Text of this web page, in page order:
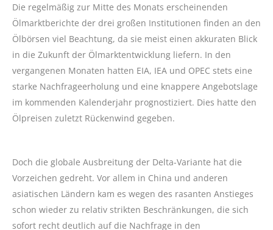
Die regelmäßig zur Mitte des Monats erscheinenden
Ölmarktberichte der drei großen Institutionen finden an den
Ölbörsen viel Beachtung, da sie meist einen akkuraten Blick
in die Zukunft der Ölmarktentwicklung liefern. In den
vergangenen Monaten hatten EIA, IEA und OPEC stets eine
starke Nachfrageerholung und eine knappere Angebotslage
im kommenden Kalenderjahr prognostiziert. Dies hatte den
Ölpreisen zuletzt Rückenwind gegeben.
Doch die globale Ausbreitung der Delta-Variante hat die
Vorzeichen gedreht. Vor allem in China und anderen
asiatischen Ländern kam es wegen des rasanten Anstieges
schon wieder zu relativ strikten Beschränkungen, die sich
sofort recht deutlich auf die Nachfrage in den